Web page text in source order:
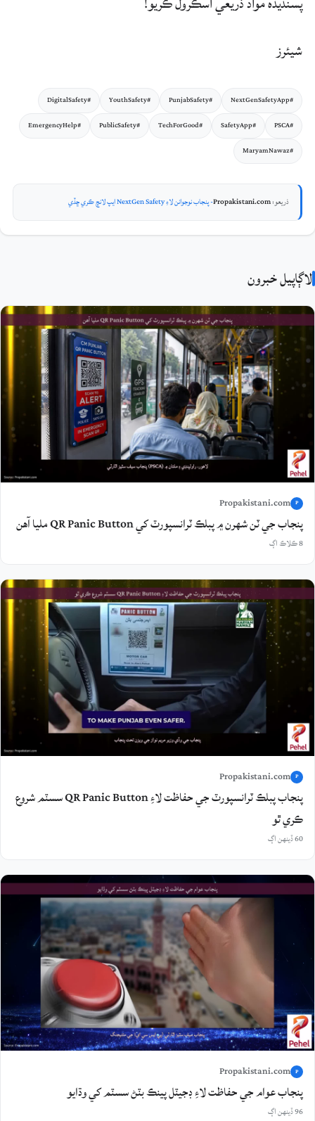
شيئرز
#NextGenSafetyApp
#PunjabSafety
#YouthSafety
#DigitalSafety
#PSCA
#SafetyApp
#TechForGood
#PublicSafety
#EmergencyHelp
#MaryamNawaz
ذريعو:Propakistani.com- پنجاب نوجوانن لاءِ NextGen Safety ايپ لانچ ڪري ڇڏي
لاڳاپيل خبرون
P
Propakistani.com
پنجاب جي ٽن شهرن ۾ پبلڪ ٽرانسپورٽ کي QR Panic Button مليا آهن
8 ڪلاڪ اڳ
P
Propakistani.com
پنجاب پبلڪ ٽرانسپورٽ جي حفاظت لاءِ QR Panic Button سسٽم شروع
ڪري ٿو
60 ڏينهن اڳ
P
Propakistani.com
پنجاب عوام جي حفاظت لاءِ ڊجيٽل پينڪ بٽڻ سسٽم کي وڌايو
96 ڏينهن اڳ